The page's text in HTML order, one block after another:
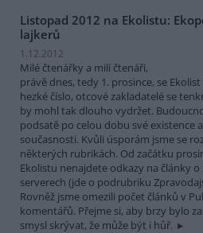
Listopad 2012 na Ekolistu:
lajkerů
1.12.2012
Milé čtenářky a milí čtenáři,
právě dnes, tedy 1. prosince, se
hezké číslo, otcové zakladatelé se
by mohl tak dlouho vydržet.
podsatě po celou dobu své existence
současnosti. Kvůli úsporám jsme se
některých rubrikách. Od začátku
Ekolistu nenajdete odkazy na články
serverech (jde o podrubriku
Rovněž jsme omezili počet článků v
komentářů. Přejme si, aby brzy bylo
smysl skrývat, že může být i hůř.